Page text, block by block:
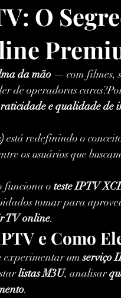
O
da mão — com filmes,
de operadoras
e qualidade de
está redefinindo o
os usuários que buscam
funciona o teste IPTV
tomar para
TV online.
e Como
experimentar um serviço
listas M3U, analisar
.